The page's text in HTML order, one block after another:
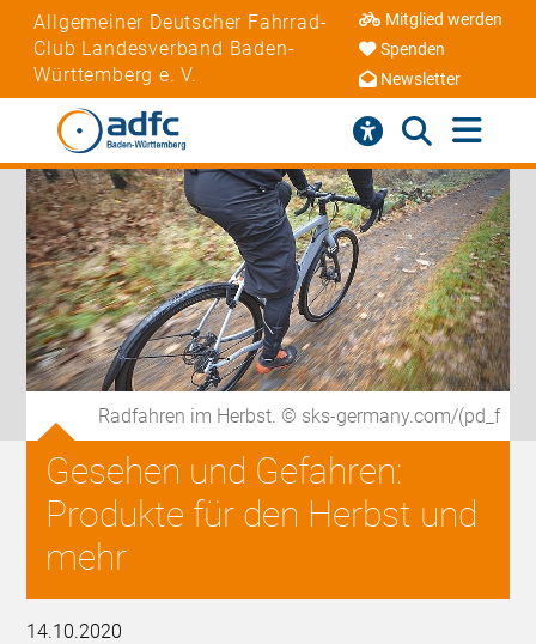
Allgemeiner Deutscher Fahrrad-
Club Landesverband Baden-
Württemberg e. V.
Mitglied werden
Spenden
Newsletter
Radfahren im Herbst. © sks-germany.com/(pd_f
Gesehen und Gefahren:
Produkte für den Herbst und
mehr
14.10.2020